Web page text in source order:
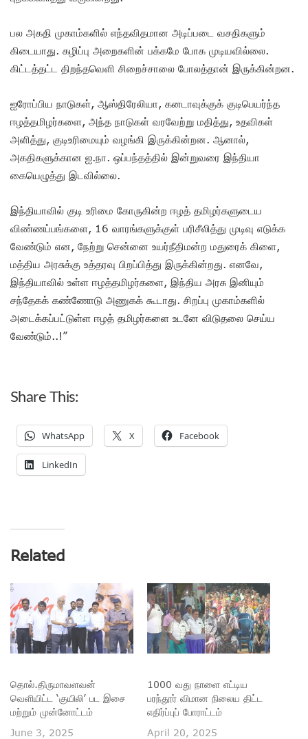
பல அகதி முகாம்களில் எந்தவிதமான அடிப்படை வசதிகளும்
கிடையாது. கழிப்பு அறைகளின் பக்கமே போக முடியவில்லை.
கிட்டத்தட்ட திறந்தவெளி சிறைச்சாலை போலத்தான் இருக்கின்றன.
ஐரோப்பிய நாடுகள், ஆஸ்திரேலியா, கனடாவுக்குக் குடிபெயர்ந்த
ஈழத்தமிழர்களை, அந்த நாடுகள் வரவேற்று மதித்து, உதவிகள்
அளித்து, குடிஉரிமையும் வழங்கி இருக்கின்றன. ஆனால்,
அகதிகளுக்கான ஐ.நா. ஒப்பந்தத்தில் இன்றுவரை இந்தியா
கையெழுத்து இடவில்லை.
இந்தியாவில் குடி உரிமை கோருகின்ற ஈழத் தமிழர்களுடைய
விண்ணப்பங்களை, 16 வாரங்களுக்குள் பரிசீலித்து முடிவு எடுக்க
வேண்டும் என, நேற்று சென்னை உயர்நீதிமன்ற மதுரைக் கிளை,
மத்திய அரசுக்கு உத்தரவு பிறப்பித்து இருக்கின்றது. எனவே,
இந்தியாவில் உள்ள ஈழத்தமிழர்களை, இந்திய அரசு இனியும்
சந்தேகக் கண்ணோடு அணுகக் கூடாது. சிறப்பு முகாம்களில்
அடைக்கப்பட்டுள்ள ஈழத் தமிழர்களை உடனே விடுதலை செய்ய
வேண்டும்..!”
Share This:
WhatsApp X Facebook
LinkedIn
Related
தொல்.திருமாவளவன்
வெளியிட்ட ‘குயிலி’ பட இசை
மற்றும் முன்னோட்டம்
June 3, 2025
1000 வது நாளை எட்டிய
பரந்தூர் விமான நிலைய திட்ட
எதிர்ப்புப் போராட்டம்
April 20, 2025